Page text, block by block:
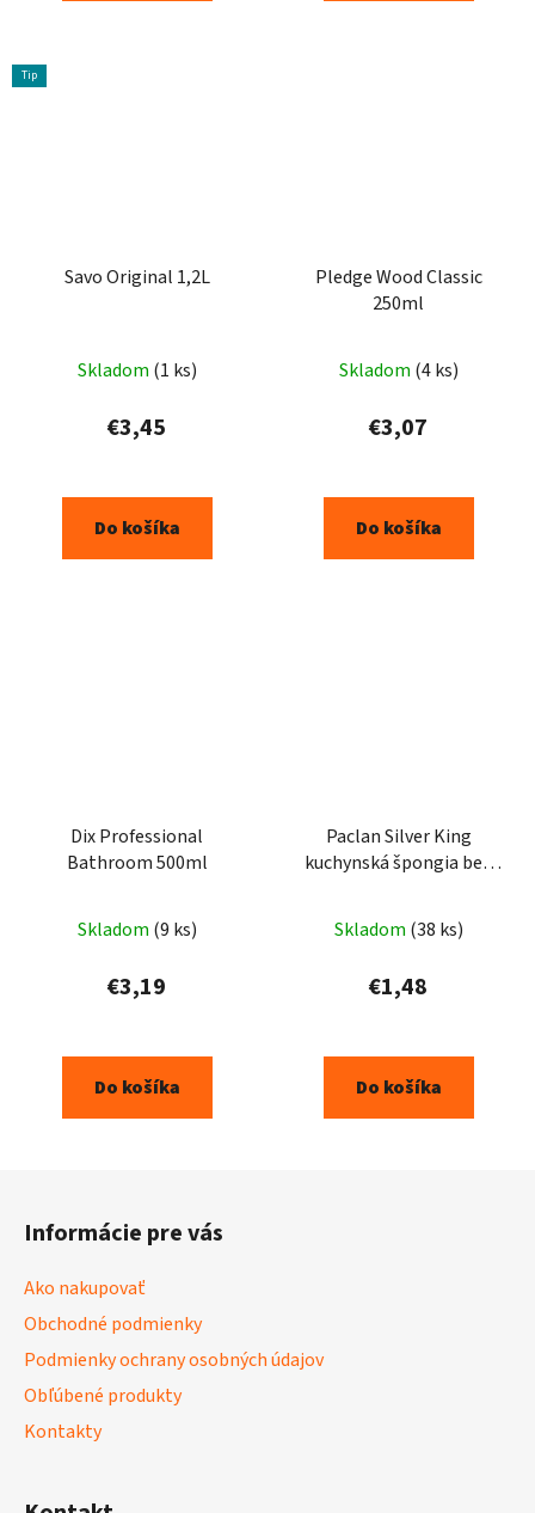
Tip
Savo Original 1,2L
Skladom (1 ks)
€3,45
Do košíka
Pledge Wood Classic
250ml
Skladom (4 ks)
€3,07
Do košíka
Dix Professional
Bathroom 500ml
Skladom (9 ks)
€3,19
Do košíka
Paclan Silver King
kuchynská špongia bez
Skladom (38 ks)
€1,48
Do košíka
Informácie pre vás
Ako nakupovať
Obchodné podmienky
Podmienky ochrany osobných údajov
Obľúbené produkty
Kontakty